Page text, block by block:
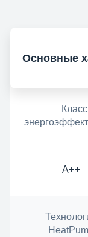
Основные
Класс
А++